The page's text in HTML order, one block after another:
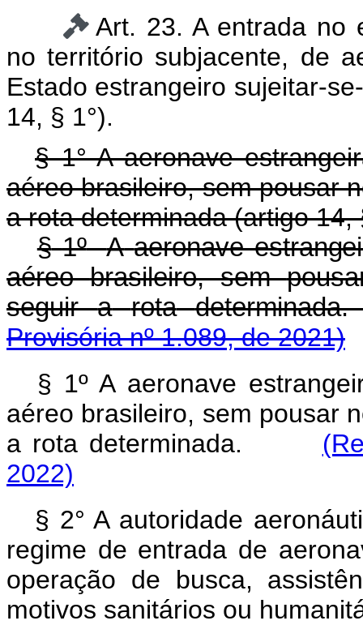
Art. 23. A entrada no
no território subjacente, de
Estado estrangeiro sujeitar-
14, § 1°).
§ 1° A aeronave
aéreo brasileiro, sem pousar
a rota determinada (artigo 14,
§ 1º A aeronave
aéreo brasileiro, sem
seguir
a rota
Provisória nº 1.089, de 2021)
§ 1º A aeronave
aéreo brasileiro, sem pousar
a rota determinada.
2022)
§ 2° A autoridade
regime de entrada de
operação de busca,
motivos sanitários ou